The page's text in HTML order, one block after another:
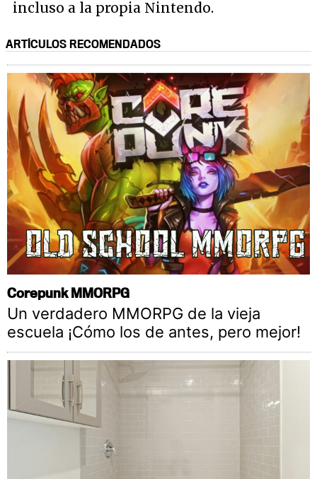
incluso a la propia Nintendo.
ARTÍCULOS RECOMENDADOS
Corepunk MMORPG
Un verdadero MMORPG de la vieja
escuela ¡Cómo los de antes, pero mejor!